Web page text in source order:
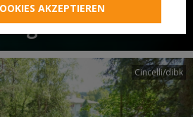
Begräbnis
Cincelli/dibk
AKZEPTIEREN